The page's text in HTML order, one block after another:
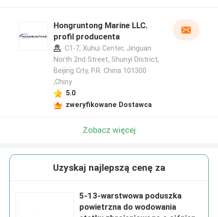
Hongruntong Marine LLC.
profil producenta
C1-7, Xuhui Center, Jinguan
North 2nd Street, Shunyi District,
Beijing City, P.R. China 101300
,Chiny
5.0
zweryfikowane Dostawca
Zobacz więcej
Uzyskaj najlepszą cenę za
5-13-warstwowa poduszka
powietrzna do wodowania